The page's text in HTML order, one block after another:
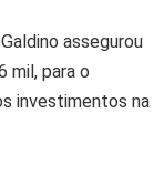
assegurou
mil, para o
investimentos na